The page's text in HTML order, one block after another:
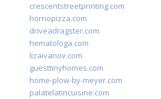
crescentstreetprinting.com
hornopizza.com
driveadragster.com
hematologa.com
lizaivanov.com
guesttinyhomes.com
home-plow-by-meyer.com
palatelatincuisine.com